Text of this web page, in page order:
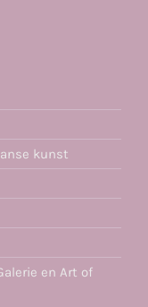
kunst
en Art of